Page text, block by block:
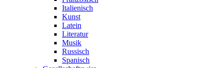
Italienisch
Kunst
Latein
Literatur
Musik
Russisch
Spanisch